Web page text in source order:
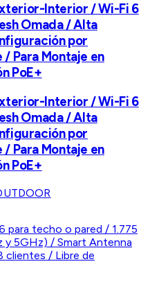
Interior / Wi-Fi 6
Omada / Alta
por
Para Montaje en
PoE+
Interior / Wi-Fi 6
Omada / Alta
por
Para Montaje en
PoE+